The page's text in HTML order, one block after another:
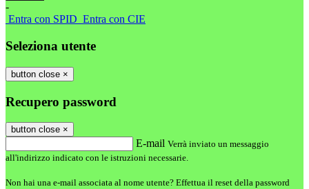
-
Entra con SPID Entra con CIE
Seleziona utente
button close ×
Recupero password
button close ×
E-mail Verrà inviato un messaggio
all'indirizzo indicato con le istruzioni necessarie.
Non hai una e-mail associata al nome utente? Effettua il reset della password